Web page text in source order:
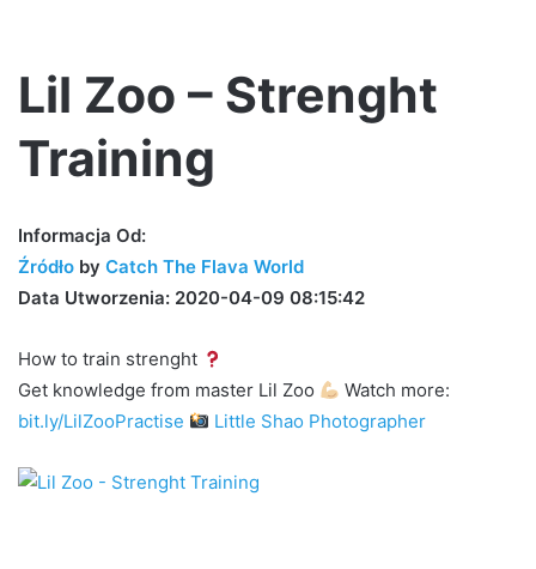
Lil Zoo – Strenght
Training
Informacja Od:
Źródło by Catch The Flava World
Data Utworzenia: 2020-04-09 08:15:42
How to train strenght
Get knowledge from master Lil Zoo
Watch more:
bit.ly/LilZooPractise
Little Shao Photographer